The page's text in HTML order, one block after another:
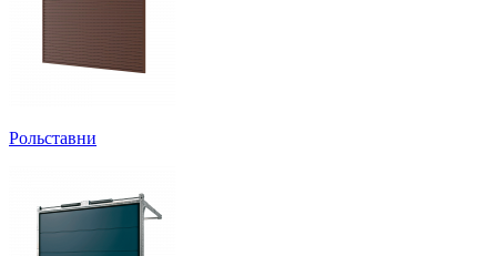
Рольставни